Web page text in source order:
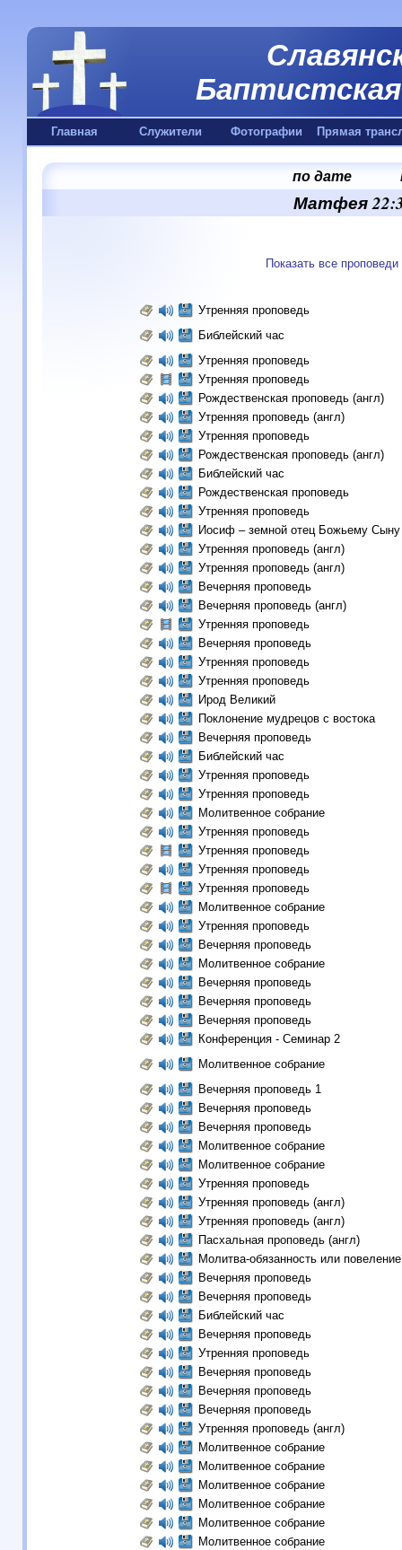
Главная Служители Фотографии Прямая
по дате
Матфея
Показать все
Утренняя проповедь
Библейский час
Утренняя проповедь
Утренняя проповедь
Рождественская проповедь (англ)
Утренняя проповедь (англ)
Утренняя проповедь
Рождественская проповедь (англ)
Библейский час
Рождественская проповедь
Утренняя проповедь
Иосиф – земной отец Божьему
Утренняя проповедь (англ)
Утренняя проповедь (англ)
Вечерняя проповедь
Вечерняя проповедь (англ)
Утренняя проповедь
Вечерняя проповедь
Утренняя проповедь
Утренняя проповедь
Ирод Великий
Поклонение мудрецов c востока
Вечерняя проповедь
Библейский час
Утренняя проповедь
Утренняя проповедь
Молитвенное собрание
Утренняя проповедь
Утренняя проповедь
Утренняя проповедь
Утренняя проповедь
Молитвенное собрание
Утренняя проповедь
Вечерняя проповедь
Молитвенное собрание
Вечерняя проповедь
Вечерняя проповедь
Вечерняя проповедь
Конференция - Семинар 2
Молитвенное собрание
Вечерняя проповедь 1
Вечерняя проповедь
Вечерняя проповедь
Молитвенное собрание
Молитвенное собрание
Утренняя проповедь
Утренняя проповедь (англ)
Утренняя проповедь (англ)
Пасхальная проповедь (англ)
Молитва-обязанность или
Вечерняя проповедь
Вечерняя проповедь
Библейский час
Вечерняя проповедь
Утренняя проповедь
Вечерняя проповедь
Вечерняя проповедь
Вечерняя проповедь
Утренняя проповедь (англ)
Молитвенное собрание
Молитвенное собрание
Молитвенное собрание
Молитвенное собрание
Молитвенное собрание
Молитвенное собрание